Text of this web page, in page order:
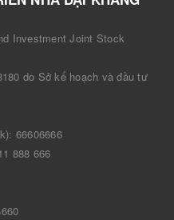
Investment Joint Stock
do Sở kế hoạch và đầu tư
66606666
888 666